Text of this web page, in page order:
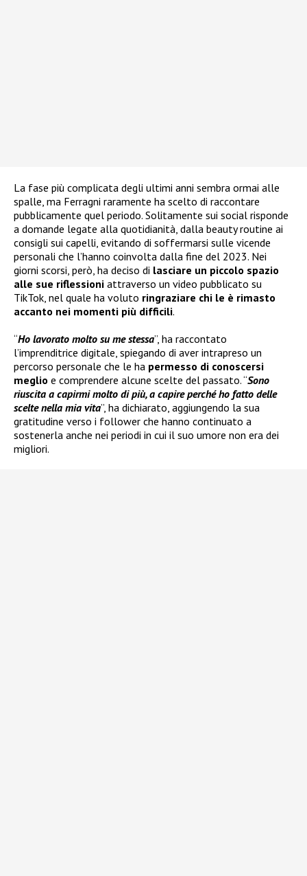
La fase più complicata degli ultimi anni sembra ormai alle
spalle, ma Ferragni raramente ha scelto di raccontare
pubblicamente quel periodo. Solitamente sui social risponde
a domande legate alla quotidianità, dalla beauty routine ai
consigli sui capelli, evitando di soffermarsi sulle vicende
personali che l’hanno coinvolta dalla fine del 2023. Nei
giorni scorsi, però, ha deciso di lasciare un piccolo spazio
alle sue riflessioni attraverso un video pubblicato su
TikTok, nel quale ha voluto ringraziare chi le è rimasto
accanto nei momenti più difficili.
“Ho lavorato molto su me stessa”, ha raccontato
l’imprenditrice digitale, spiegando di aver intrapreso un
percorso personale che le ha permesso di conoscersi
meglio e comprendere alcune scelte del passato. “Sono
riuscita a capirmi molto di più, a capire perché ho fatto delle
scelte nella mia vita”, ha dichiarato, aggiungendo la sua
gratitudine verso i follower che hanno continuato a
sostenerla anche nei periodi in cui il suo umore non era dei
migliori.